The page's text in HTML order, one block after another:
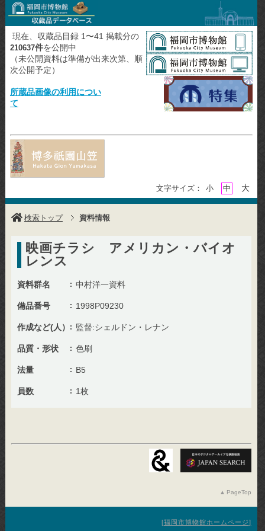
現在、収蔵品目録 1〜41 掲載分の
210637件を公開中
（未公開資料は準備が出来次第、順
次公開予定）
所蔵品画像の利用につい
て
文字サイズ： 小 中 大
検索トップ 資料情報
映画チラシ アメリカン・バイオ
レンス
資料群名 中村洋一資料
備品番号 1998P09230
作成など(人） 監督:シェルドン・レナン
品質・形状 色刷
法量 B5
員数 1枚
PageTop
福岡市博物館ホームページ